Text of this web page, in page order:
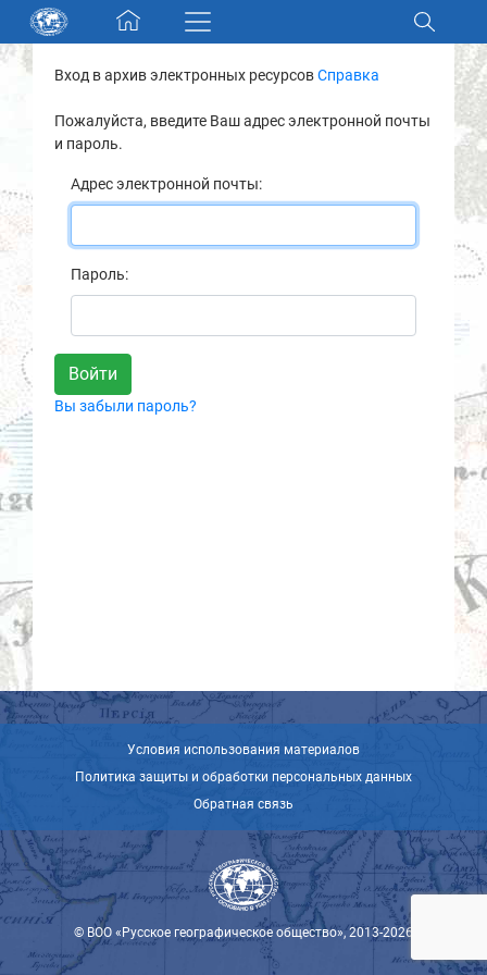
Skip navigation
Разделы и коллекции
Электронный каталог
Новости
О нас
Контакты
Партнеры
Вход в архив электронных ресурсовСправка
Пожалуйста, введите Ваш адрес электронной почты
и пароль.
Адрес электронной почты:
Пароль:
Вы забыли пароль?
Условия использования материалов
Политика защиты и обработки персональных данных
Обратная связь
© ВОО «Русское географическое общество», 2013-2026